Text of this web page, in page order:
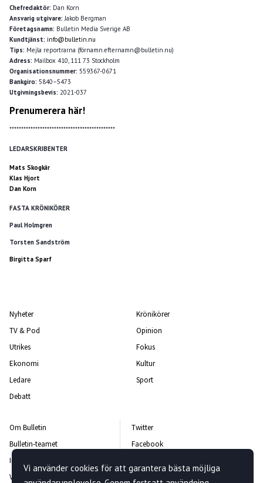
Chefredaktör: Dan Korn
Ansvarig utgivare: Jakob Bergman
Företagsnamn: Bulletin Media Sverige AB
Kundtjänst: info@bulletin.nu
Tips: Mejla reportrarna (förnamn.efternamn@bulletin.nu)
Adress: Mailbox 410, 111 73 Stockholm
Organisationsnummer: 559367-0671
Bankgiro: 5840–5473
Utgivningsbevis: 2021-037
Prenumerera här!
*********************************************
LEDARSKRIBENTER
Mats Skogkär
Klas Hjort
Dan Korn
FASTA KRÖNIKÖRER
Paul Holmgren
Torsten Sandström
Birgitta Sparf
Nyheter
TV & Pod
Utrikes
Ekonomi
Ledare
Debatt
Krönikörer
Opinion
Fokus
Kultur
Sport
Om Bulletin
Bulletin-teamet
Integritetspolicy
Vanliga frågor och svar
Twitter
Facebook
Vi använder cookies för att garantera bästa möjliga